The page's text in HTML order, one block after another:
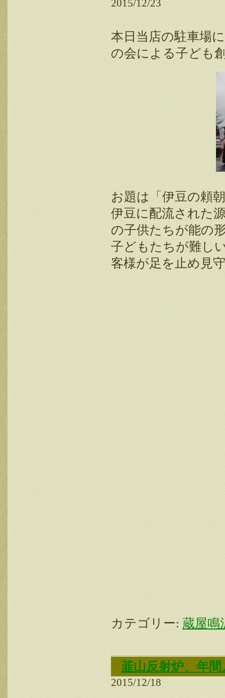
2015/12/23
本日当店の駐車場
の会による子ども
お題は「伊豆の頼
伊豆に配流された
の子供たちが能の
子どもたちが難し
客様が足を止め見
カテゴリー: 蔵屋鳴
韮山反射炉、年
2015/12/18